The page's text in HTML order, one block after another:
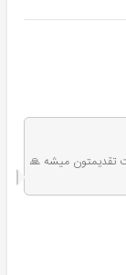
تقدیمتون میشه 🙏